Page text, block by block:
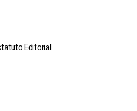
Editorial